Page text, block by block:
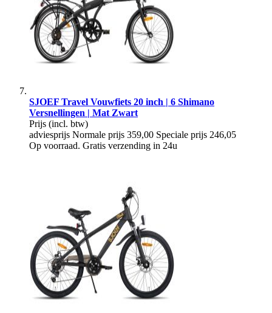
SJOEF Travel Vouwfiets 20 inch | 6 Shimano
Versnellingen | Mat Zwart
Prijs (incl. btw)
adviesprijs Normale prijs 359,00 Speciale prijs 246,05
Op voorraad. Gratis verzending in 24u